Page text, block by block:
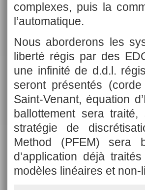
complexes, puis la
l’automatique.
Nous aborderons les
liberté régis par des
une infinité de d.d.l.
seront présentés
Saint-Venant, équation
ballottement sera
stratégie de
Method (PFEM) sera
d’application déjà
modèles linéaires et non-